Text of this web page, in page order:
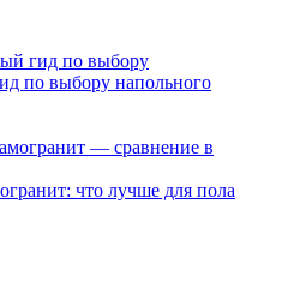
по выбору напольного
что лучше для пола